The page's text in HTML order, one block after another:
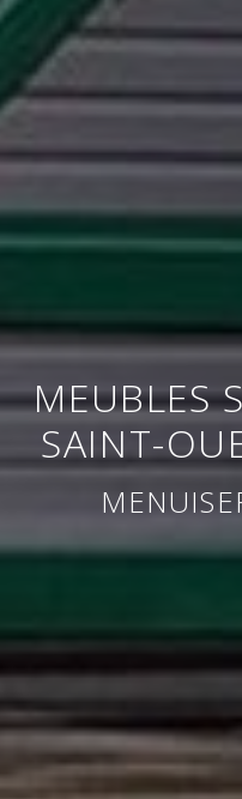
MEUBLES
SAINT-